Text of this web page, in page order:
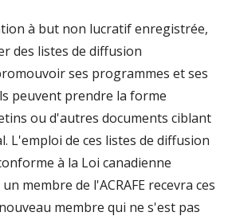
à but non lucratif enregistrée,
des listes de diffusion
ses programmes et ses
peuvent prendre la forme
ou d'autres documents ciblant
L'emploi de ces listes de diffusion
à la Loi canadienne
membre de l'ACRAFE recevra ces
membre qui ne s'est pas